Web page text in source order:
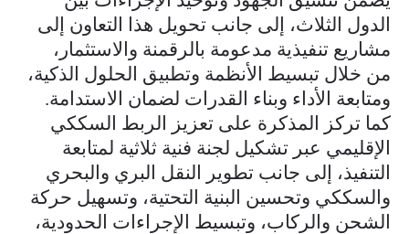
الدول الثلاث، إلى جانب تحويل هذا التعاون إلى
مشاريع تنفيذية مدعومة بالرقمنة والاستثمار،
من خلال تبسيط الأنظمة وتطبيق الحلول الذكية،
ومتابعة الأداء وبناء القدرات لضمان الاستدامة.
كما تركز المذكرة على تعزيز الربط السككي
الإقليمي عبر تشكيل لجنة فنية ثلاثية لمتابعة
التنفيذ، إلى جانب تطوير النقل البري والبحري
والسككي وتحسين البنية التحتية، وتسهيل حركة
الشحن والركاب، وتبسيط الإجراءات الحدودية،